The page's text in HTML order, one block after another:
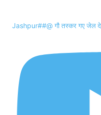
Jashpur##@ गौ तस्कर गए जेल